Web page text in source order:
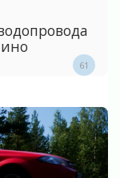
61